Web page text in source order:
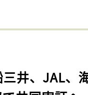
三井、JAL、